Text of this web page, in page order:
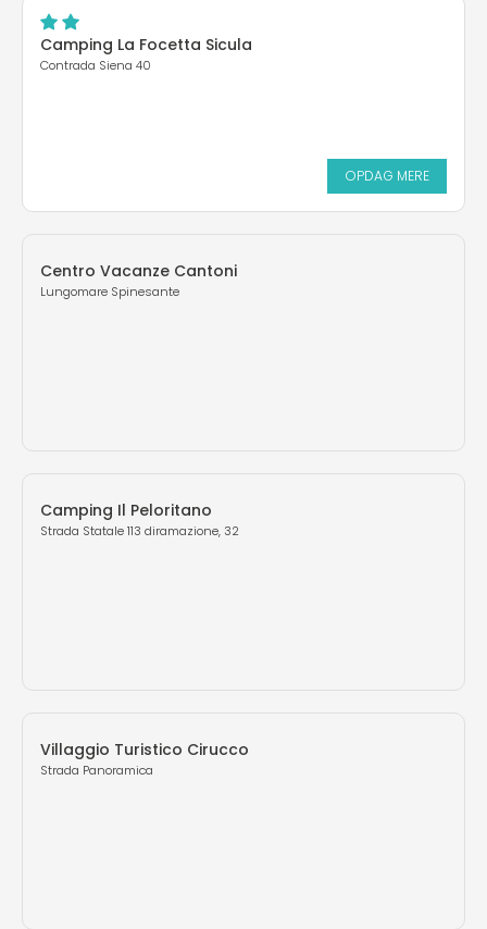
Camping La Focetta Sicula
Contrada Siena 40
OPDAG MERE
Centro Vacanze Cantoni
Lungomare Spinesante
Camping Il Peloritano
Strada Statale 113 diramazione, 32
Villaggio Turistico Cirucco
Strada Panoramica